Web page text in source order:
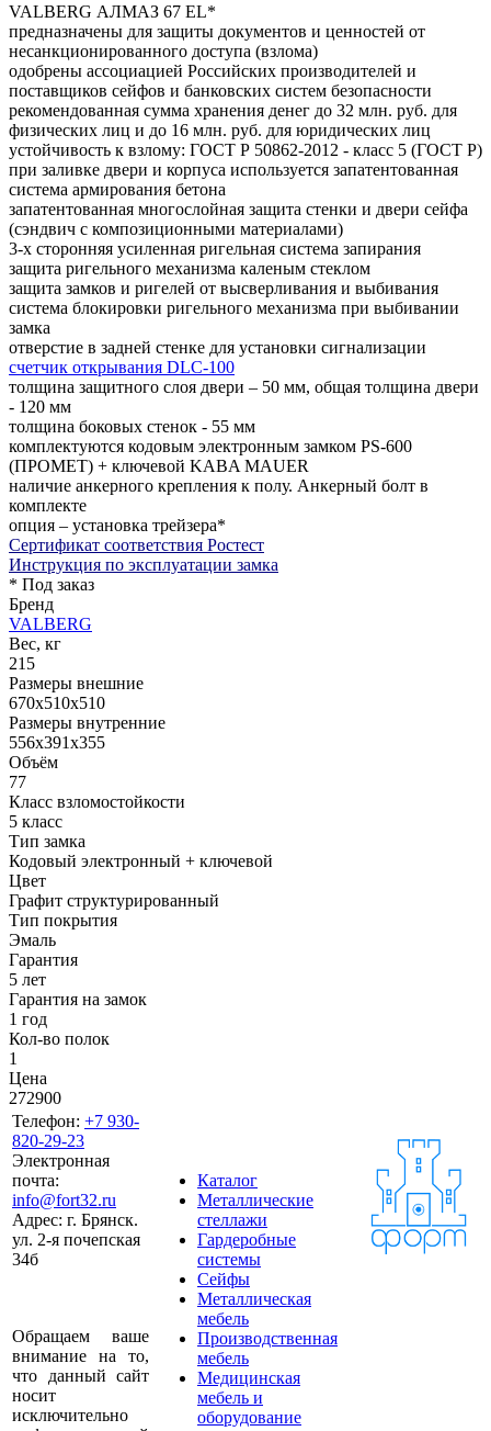
VALBERG АЛМАЗ 67 EL*
предназначены для защиты документов и ценностей от
несанкционированного доступа (взлома)
одобрены ассоциацией Российских производителей и
поставщиков сейфов и банковских систем безопасности
рекомендованная сумма хранения денег до 32 млн. руб. для
физических лиц и до 16 млн. руб. для юридических лиц
устойчивость к взлому: ГОСТ Р 50862-2012 - класс 5 (ГОСТ Р)
при заливке двери и корпуса используется запатентованная
система армирования бетона
запатентованная многослойная защита стенки и двери сейфа
(сэндвич с композиционными материалами)
3-х сторонняя усиленная ригельная система запирания
защита ригельного механизма каленым стеклом
защита замков и ригелей от высверливания и выбивания
система блокировки ригельного механизма при выбивании
замка
отверстие в задней стенке для установки сигнализации
счетчик открывания DLC-100
толщина защитного слоя двери – 50 мм, общая толщина двери
- 120 мм
толщина боковых стенок - 55 мм
комплектуются кодовым электронным замком PS-600
(ПРОМЕТ) + ключевой KABA MAUER
наличие анкерного крепления к полу. Анкерный болт в
комплекте
опция – установка трейзера*
Сертификат соответствия Ростест
Инструкция по эксплуатации замка
* Под заказ
Бренд
VALBERG
Вес, кг
215
Размеры внешние
670x510x510
Размеры внутренние
556x391x355
Объём
77
Класс взломостойкости
5 класс
Тип замка
Кодовый электронный + ключевой
Цвет
Графит структурированный
Тип покрытия
Эмаль
Гарантия
5 лет
Гарантия на замок
1 год
Кол-во полок
1
Цена
272900
Телефон: +7 930-
820-29-23
Электронная
почта:
info@fort32.ru
Адрес: г. Брянск.
ул. 2-я почепская
34б
Обращаем ваше
внимание на то,
что данный сайт
носит
исключительно
Каталог
Металлические
стеллажи
Гардеробные
системы
Сейфы
Металлическая
мебель
Производственная
мебель
Медицинская
мебель и
оборудование